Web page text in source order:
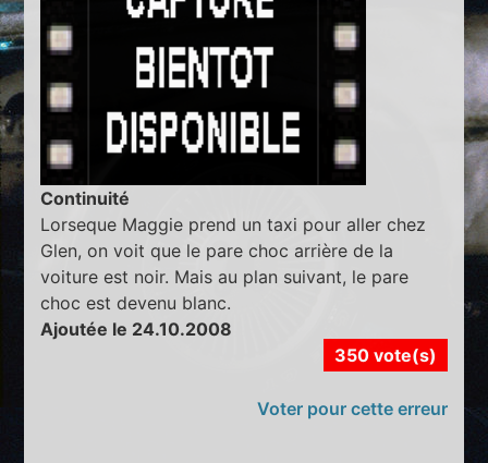
Continuité
Lorseque Maggie prend un taxi pour aller chez
Glen, on voit que le pare choc arrière de la
voiture est noir. Mais au plan suivant, le pare
choc est devenu blanc.
Ajoutée le 24.10.2008
350 vote(s)
Voter pour cette erreur